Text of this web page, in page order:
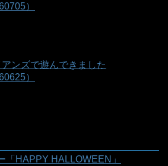
）
ンズで遊んできました
）
「HAPPY HALLOWEEN」